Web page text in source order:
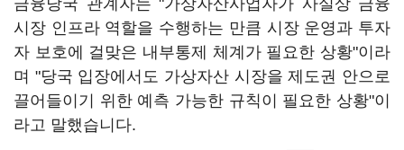
금융당국 관계자는 "가상자산사업자가 사실상 금융
시장 인프라 역할을 수행하는 만큼 시장 운영과 투자
자 보호에 걸맞은 내부통제 체계가 필요한 상황"이라
며 "당국 입장에서도 가상자산 시장을 제도권 안으로
끌어들이기 위한 예측 가능한 규칙이 필요한 상황"이
라고 말했습니다.